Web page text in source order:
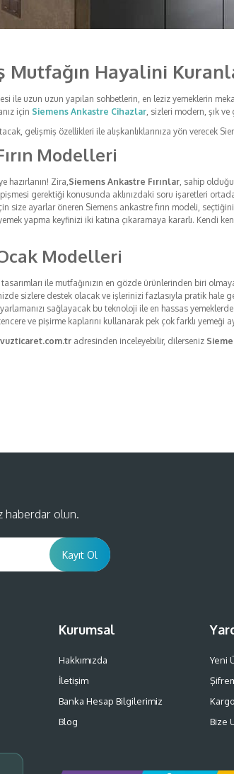
Mutfağın Hayalini
ile uzun uzun yapılan sohbetlerin, en leziz yemeklerin
için Siemens Ankastre Cihazlar, sizleri modern, şık
gelişmiş özellikleri ile alışkanlıklarınıza yön verecek
Modelleri
hazırlanın! Zira,Siemens Ankastre Fırınlar, sahip
gerektiği konusunda aklınızdaki soru işaretleri
size ayarlar öneren Siemens ankastre fırın modeli,
yapma keyfinizi iki katına çıkaramaya kararlı. Kendi
Modelleri
ile mutfağınızın en gözde ürünlerinden biri
sizlere destek olacak ve işlerinizi fazlasıyla pratik
sağlayacak bu teknoloji ile en hassas
ve pişirme kaplarını kullanarak pek çok farklı yemeği
adresinden inceleyebilir, dilerseniz
haberdar olun.
Kayıt Ol
Kurumsal
Hakkımızda
İletişim
Banka Hesap Bilgilerimiz
Blog
Yeni
Bize